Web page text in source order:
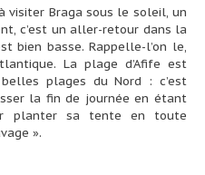
visiter Braga sous le soleil, un
c’est un aller-retour dans la
bien basse. Rappelle-l’on le,
La plage d’Afife est
plages du Nord : c’est
la fin de journée en étant
planter sa tente en toute
».